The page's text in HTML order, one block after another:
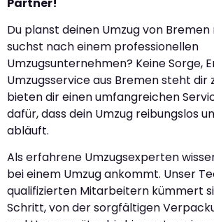
Du planst deinen Umzug von
suchst nach einem professionellen
Umzugsunternehmen? Keine Sorge,
Umzugsservice aus Bremen steht dir
bieten dir einen umfangreichen
dafür, dass dein Umzug reibungslos
abläuft.
Als erfahrene Umzugsexperten
bei einem Umzug ankommt. Unser
qualifizierten Mitarbeitern kümmert
Schritt, von der sorgfältigen